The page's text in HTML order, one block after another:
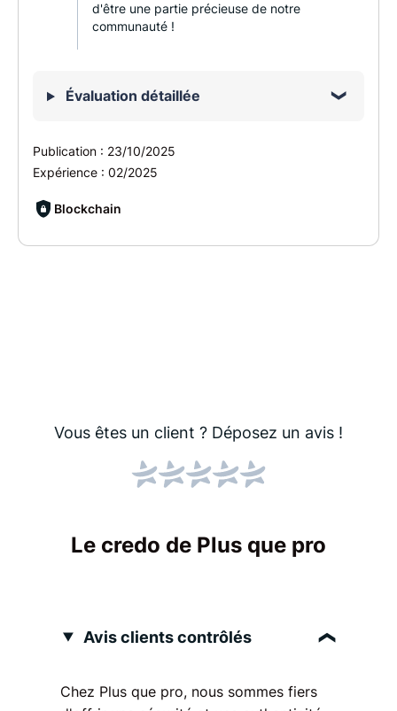
d'être une partie précieuse de notre
communauté !
Évaluation détaillée
Publication : 23/10/2025
Expérience : 02/2025
Blockchain
Vous êtes un client ? Déposez un avis !
Le credo de Plus que pro
Avis clients contrôlés
Chez Plus que pro, nous sommes fiers